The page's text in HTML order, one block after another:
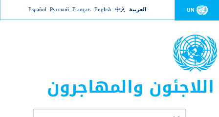
Jump to navigation UN العربية 中文
English
Français
Русский
Español
اللاجئون والمهاجرون